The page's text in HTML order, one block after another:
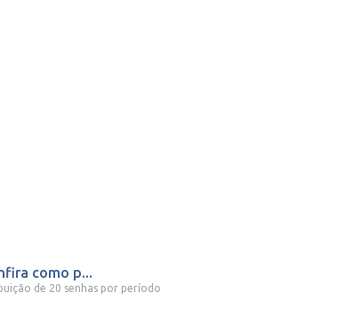
como p...
de 20 senhas por período